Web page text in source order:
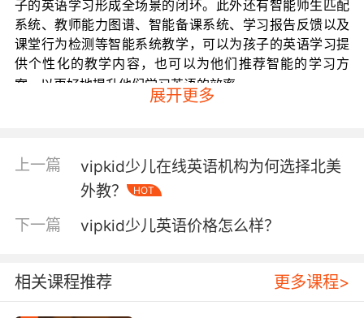
子的英语学习形成全场景的闭环。此外还有智能师生匹配
系统、教师能力图谱、智能备课系统、学习报告反馈以及
课堂行为检测等智能系统教学，可以为孩子的英语学习提
供个性化的教学内容，也可以为他们推荐智能的学习方
案，以更好地提升他们学习英语的效率。
vipkid少儿英语培训机构的主修课程教材与教学的内容，都
是根据美国CCSS也就是美国共同核心州立的课程标准，再
研团队打造的，旨在提升中国4~15岁孩子的创造思维等综
展开更多
上一篇
vipkid少儿在线英语机构为何选择北美
外教？
HOT
下一篇 vipkid少儿英语价格怎么样？
相关课程推荐 更多课程>